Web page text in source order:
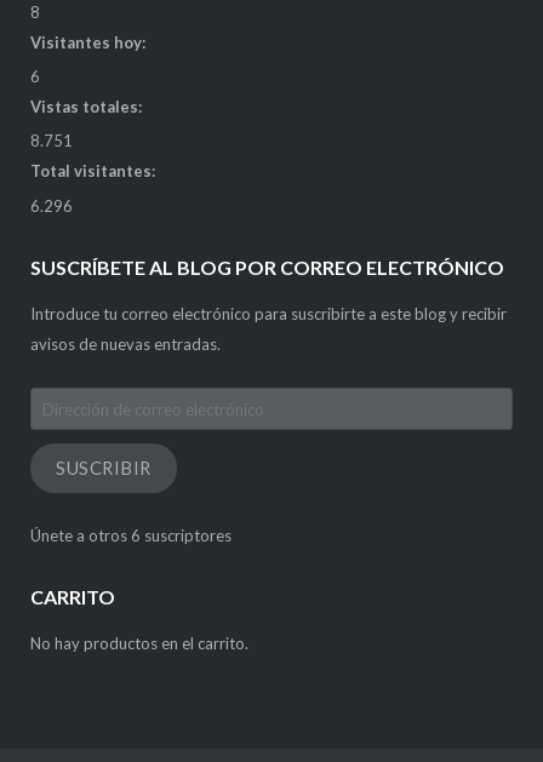
8
Visitantes hoy:
6
Vistas totales:
8.751
Total visitantes:
6.296
SUSCRÍBETE AL BLOG POR CORREO ELECTRÓNICO
Introduce tu correo electrónico para suscribirte a este blog y recibir
avisos de nuevas entradas.
Dirección
de
correo
electrónico
SUSCRIBIR
Únete a otros 6 suscriptores
CARRITO
No hay productos en el carrito.